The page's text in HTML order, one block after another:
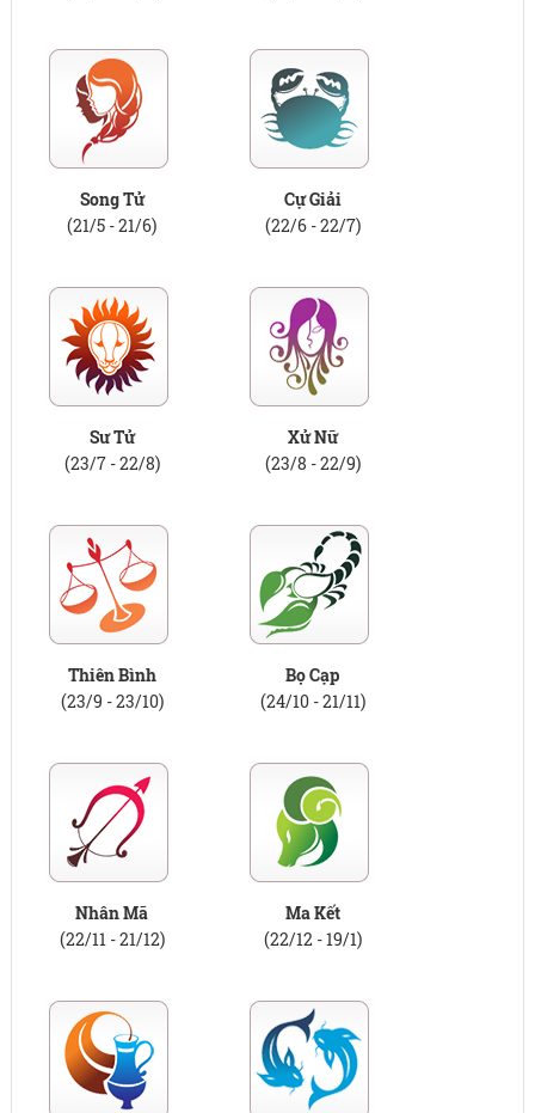
Song Tử
(21/5 - 21/6)
Cự Giải
(22/6 - 22/7)
Sư Tử
(23/7 - 22/8)
Xử Nữ
(23/8 - 22/9)
Thiên Bình
(23/9 - 23/10)
Bọ Cạp
(24/10 - 21/11)
Nhân Mã
(22/11 - 21/12)
Ma Kết
(22/12 - 19/1)